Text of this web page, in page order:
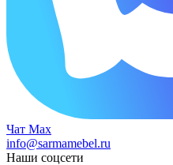
Чат Max
info@sarmamebel.ru
Наши соцсети